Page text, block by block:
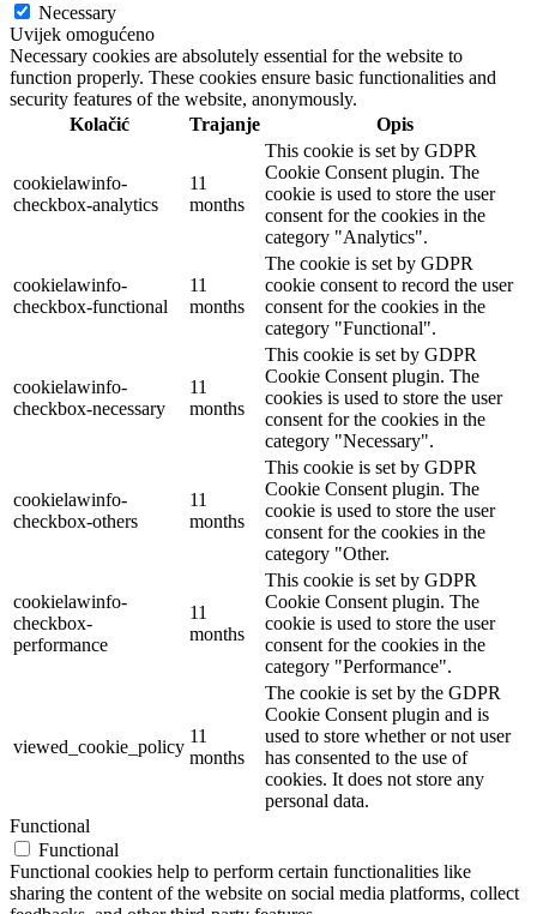
Necessary
Uvijek omogućeno
Necessary cookies are absolutely essential for the website to
function properly. These cookies ensure basic functionalities and
security features of the website, anonymously.
Kolačić
Trajanje Opis
cookielawinfo-
checkbox-analytics
11
months
This cookie is set by GDPR
Cookie Consent plugin. The
cookie is used to store the user
consent for the cookies in the
category "Analytics".
cookielawinfo-
checkbox-functional
11
months
The cookie is set by GDPR
cookie consent to record the user
consent for the cookies in the
category "Functional".
cookielawinfo-
checkbox-necessary
11
months
This cookie is set by GDPR
Cookie Consent plugin. The
cookies is used to store the user
consent for the cookies in the
category "Necessary".
cookielawinfo-
checkbox-others
11
months
This cookie is set by GDPR
Cookie Consent plugin. The
cookie is used to store the user
consent for the cookies in the
category "Other.
cookielawinfo-
checkbox-
performance
11
months
This cookie is set by GDPR
Cookie Consent plugin. The
cookie is used to store the user
consent for the cookies in the
category "Performance".
viewed_cookie_policy
11
months
The cookie is set by the GDPR
Cookie Consent plugin and is
used to store whether or not user
has consented to the use of
cookies. It does not store any
personal data.
Functional
Functional
Functional cookies help to perform certain functionalities like
sharing the content of the website on social media platforms, collect